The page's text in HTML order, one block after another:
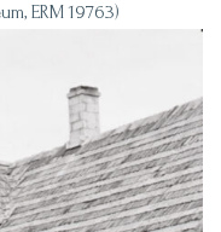
ERM 19763)